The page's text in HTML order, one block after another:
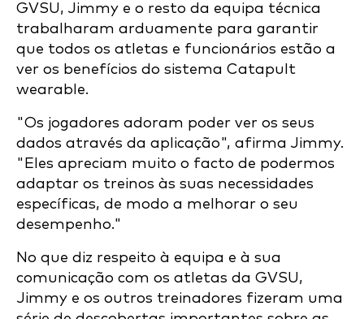
GVSU, Jimmy e o resto da equipa técnica
trabalharam arduamente para garantir
que todos os atletas e funcionários estão a
ver os benefícios do sistema Catapult
wearable.
"Os jogadores adoram poder ver os seus
dados através da aplicação", afirma Jimmy.
"Eles apreciam muito o facto de podermos
adaptar os treinos às suas necessidades
específicas, de modo a melhorar o seu
desempenho."
No que diz respeito à equipa e à sua
comunicação com os atletas da GVSU,
Jimmy e os outros treinadores fizeram uma